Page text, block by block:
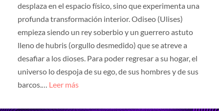
desplaza en el espacio físico, sino que experimenta una
profunda transformación interior. Odiseo (Ulises)
empieza siendo un rey soberbio y un guerrero astuto
lleno de hubris (orgullo desmedido) que se atreve a
desafiar a los dioses. Para poder regresar a su hogar, el
universo lo despoja de su ego, de sus hombres y de sus
barcos.… Leer más